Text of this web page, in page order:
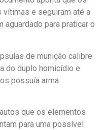
e seguiram até a
aguardado para praticar o
de munição calibre
do duplo homicídio e
possuía arma
que os elementos
para uma possível